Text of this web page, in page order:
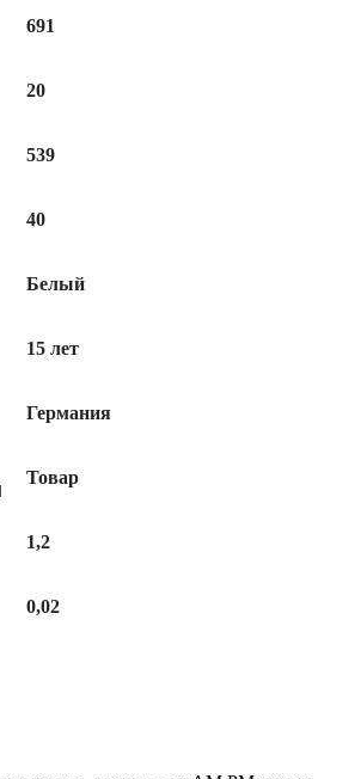
691
20
539
40
Белый
15 лет
Германия
Товар
1,2
0,02